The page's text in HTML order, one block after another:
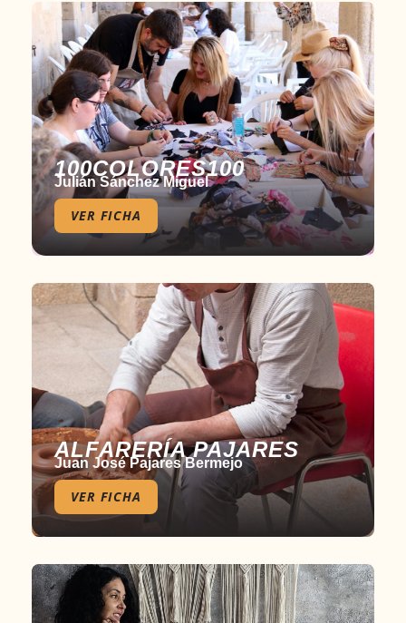
100COLORES100
Julián Sánchez Miguel
VER FICHA
ALFARERÍA PAJARES
Juan José Pajares Bermejo
VER FICHA